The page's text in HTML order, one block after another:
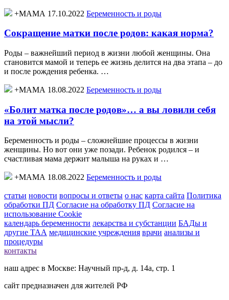
+МАМА 17.10.2022 Беременность и роды
Сокращение матки после родов: какая норма?
Роды – важнейший период в жизни любой женщины. Она
становится мамой и теперь ее жизнь делится на два этапа – до
и после рождения ребенка. …
+МАМА 18.08.2022 Беременность и роды
«Болит матка после родов»… а вы ловили себя
на этой мысли?
Беременность и роды – сложнейшие процессы в жизни
женщины. Но вот они уже позади. Ребенок родился – и
счастливая мама держит малыша на руках и …
+МАМА 18.08.2022 Беременность и роды
статьи новости вопросы и ответы о нас карта сайта Политика
обработки ПД Согласие на обработку ПД Согласие на
использование Cookie
календарь беременности лекарства и субстанции БАДы и
другие ТАА медицинские учреждения врачи анализы и
процедуры
контакты
наш адрес в Москве: Научный пр-д, д. 14а, стр. 1
сайт предназначен для жителей РФ